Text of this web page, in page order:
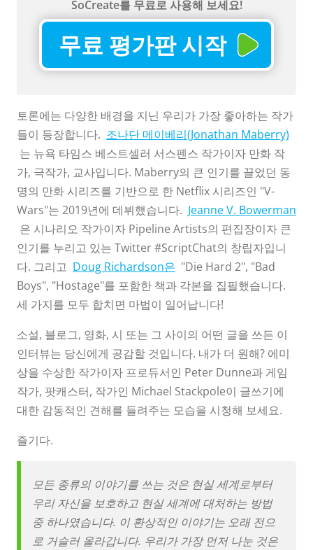
SoCreate를 무료로 사용해 보세요!
무료 평가판 시작
토론에는 다양한 배경을 지닌 우리가 가장 좋아하는 작가
들이 등장합니다. 조나단 메이베리(Jonathan Maberry)
는 뉴욕 타임스 베스트셀러 서스펜스 작가이자 만화 작
가, 극작가, 교사입니다. Maberry의 큰 인기를 끌었던 동
명의 만화 시리즈를 기반으로 한 Netflix 시리즈인 "V-
Wars"는 2019년에 데뷔했습니다. Jeanne V. Bowerman
은 시나리오 작가이자 Pipeline Artists의 편집장이자 큰
인기를 누리고 있는 Twitter #ScriptChat의 창립자입니
다. 그리고 Doug Richardson은 "Die Hard 2", "Bad
Boys", "Hostage"를 포함한 책과 각본을 집필했습니다.
세 가지를 모두 합치면 마법이 일어납니다!
소설, 블로그, 영화, 시 또는 그 사이의 어떤 글을 쓰든 이
인터뷰는 당신에게 공감할 것입니다. 내가 더 원해? 에미
상을 수상한 작가이자 프로듀서인 Peter Dunne과 게임
작가, 팟캐스터, 작가인 Michael Stackpole이 글쓰기에
대한 감동적인 견해를 들려주는 모습을 시청해 보세요.
즐기다.
모든 종류의 이야기를 쓰는 것은 현실 세계로부터
우리 자신을 보호하고 현실 세계에 대처하는 방법
중 하나였습니다. 이 환상적인 이야기는 오래 전으
로 거슬러 올라갑니다. 우리가 가장 먼저 나눈 것은